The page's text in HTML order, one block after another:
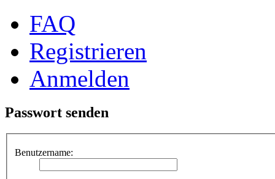
FAQ
Registrieren
Anmelden
Passwort senden
Benutzername: